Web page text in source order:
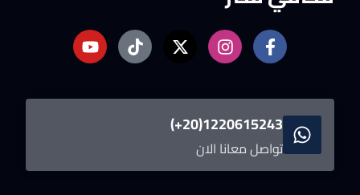
1220615243(20+)
تواصل معانا الان